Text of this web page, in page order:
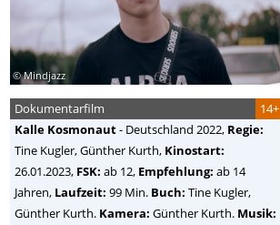
© Mindjazz
14+
Dokumentarfilm
Kalle Kosmonaut- Deutschland 2022, Regie:
Tine Kugler, Günther Kurth, Kinostart:
26.01.2023, FSK: ab 12, Empfehlung: ab 14
Jahren, Laufzeit: 99 Min. Buch: Tine Kugler,
Günther Kurth. Kamera: Günther Kurth. Musik: